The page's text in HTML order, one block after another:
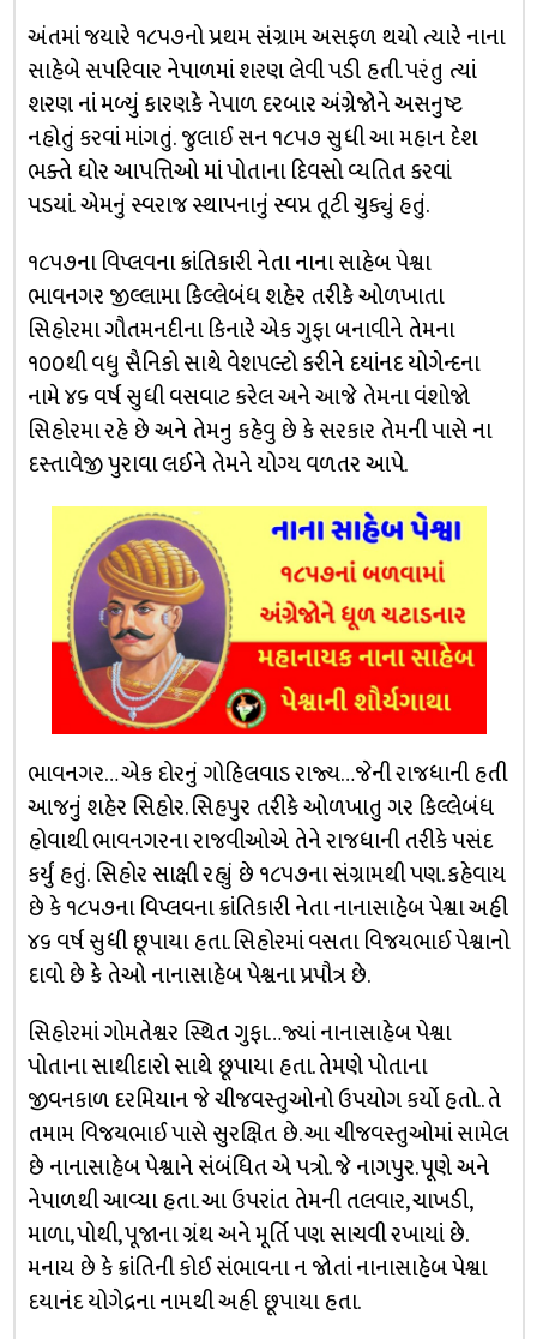
અંતમાં જયારે ૧૮૫૭નો પ્રથમ સંગ્રામ અસફળ થયો ત્યારે નાના
સાહેબે સપરિવાર નેપાળમાં શરણ લેવી પડી હતી. પરંતુ ત્યાં
શરણ નાં મળ્યું કારણકે નેપાળ દરબાર અંગ્રેજોને અસનુષ્ટ
નહોતું કરવાં માંગતું. જુલાઈ સન ૧૮૫૭ સુધી આ મહાન દેશ
ભક્તે ઘોર આપત્તિઓ માં પોતાના દિવસો વ્યતિત કરવાં
પડયાં. એમનું સ્વરાજ સ્થાપનાનું સ્વપ્ન તૂટી ચુક્યું હતું.
૧૮૫૭ના વિપ્લવના ક્રાંતિકારી નેતા નાના સાહેબ પેશ્વા
ભાવનગર જીલ્લામા કિલ્લેબંધ શહેર તરીકે ઓળખાતા
સિહોરમા ગૌતમનદીના કિનારે એક ગુફા બનાવીને તેમના
૧૦૦થી વધુ સૈનિકો સાથે વેશપલ્ટો કરીને દયાંનદ યોગેન્દના
નામે ૪૬ વર્ષ સુધી વસવાટ કરેલ અને આજે તેમના વંશોજો
સિહોરમા રહે છે અને તેમનુ કહેવુ છે કે સરકાર તેમની પાસે ના
દસ્તાવેજી પુરાવા લઈને તેમને યોગ્ય વળતર આપે.
ભાવનગર… એક દોરનું ગોહિલવાડ રાજ્ય…જેની રાજધાની હતી
આજનું શહેર સિહોર. સિહપુર તરીકે ઓળખાતુ ગર કિલ્લેબંધ
હોવાથી ભાવનગરના રાજવીઓએ તેને રાજધાની તરીકે પસંદ
કર્યું હતું. સિહોર સાક્ષી રહ્યું છે ૧૮૫૭ના સંગ્રામથી પણ. કહેવાય
છે કે ૧૮૫૭ના વિપ્લવના ક્રાંતિકારી નેતા નાનાસાહેબ પેશ્વા અહી
૪૬ વર્ષ સુધી છૂપાયા હતા. સિહોરમાં વસતા વિજયભાઈ પેશ્વાનો
દાવો છે કે તેઓ નાનાસાહેબ પેશ્વના પ્રપૌત્ર છે.
સિહોરમાં ગોમતેશ્વર સ્થિત ગુફા…જ્યાં નાનાસાહેબ પેશ્વા
પોતાના સાથીદારો સાથે છૂપાયા હતા. તેમણે પોતાના
જીવનકાળ દરમિયાન જે ચીજવસ્તુઓનો ઉપયોગ કર્યો હતો.. તે
તમામ વિજયભાઈ પાસે સુરક્ષિત છે. આ ચીજવસ્તુઓમાં સામેલ
છે નાનાસાહેબ પેશ્વાને સંબંધિત એ પત્રો. જે નાગપુર. પૂણે અને
નેપાળથી આવ્યા હતા. આ ઉપરાંત તેમની તલવાર, ચાખડી,
માળા, પોથી, પૂજાના ગ્રંથ અને મૂર્તિ પણ સાચવી રખાયાં છે.
મનાય છે કે ક્રાંતિની કોઈ સંભાવના ન જોતાં નાનાસાહેબ પેશ્વા
દયાનંદ યોગેદ્રના નામથી અહી છૂપાયા હતા.